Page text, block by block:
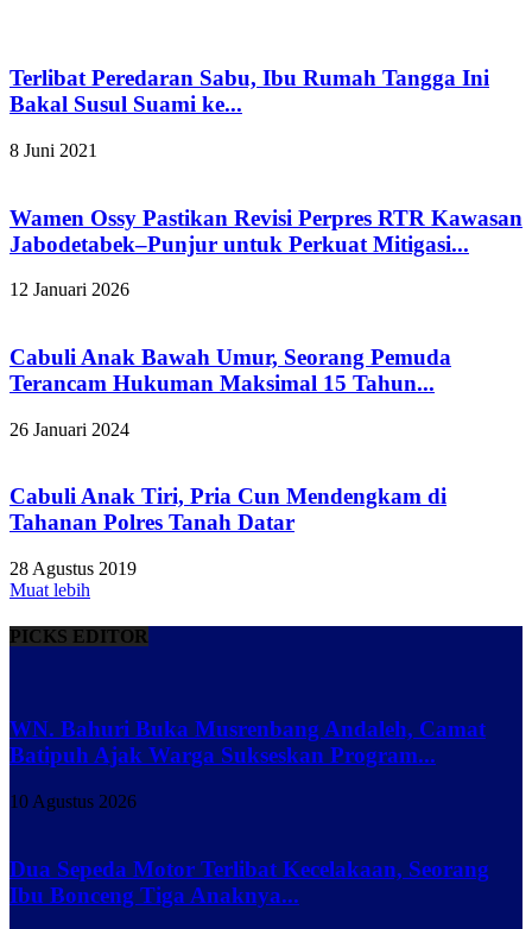
Terlibat Peredaran Sabu, Ibu Rumah Tangga Ini
Bakal Susul Suami ke...
8 Juni 2021
Wamen Ossy Pastikan Revisi Perpres RTR Kawasan
Jabodetabek–Punjur untuk Perkuat Mitigasi...
12 Januari 2026
Cabuli Anak Bawah Umur, Seorang Pemuda
Terancam Hukuman Maksimal 15 Tahun...
26 Januari 2024
Cabuli Anak Tiri, Pria Cun Mendengkam di
Tahanan Polres Tanah Datar
28 Agustus 2019
Muat lebih
PICKS EDITOR
WN. Bahuri Buka Musrenbang Andaleh, Camat
Batipuh Ajak Warga Sukseskan Program...
10 Agustus 2026
Dua Sepeda Motor Terlibat Kecelakaan, Seorang
Ibu Bonceng Tiga Anaknya...